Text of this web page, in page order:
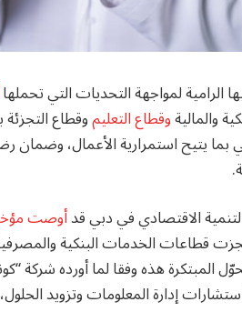
لمواجهة التحديات التي تحملها
والماليةوقطاع التعليموقطاع
بما يتيح استمرارية الأعمال،
الاقتصادي في دبي قدأوصت مؤخرا
قطاعات الخدمات البنكية
المبتكرة هذه وفقا لما أورده شركة
إدارة المعلومات وتزويد